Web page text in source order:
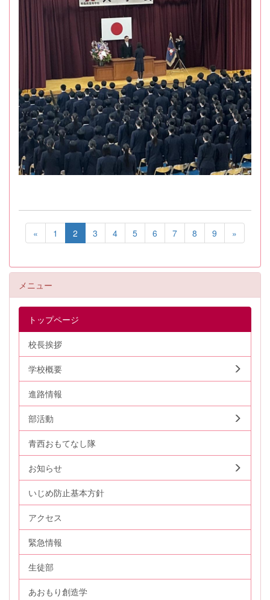
« 1 2 3 4 5 6 7 8 9 »
メニュー
トップページ
校長挨拶
学校概要
進路情報
部活動
青西おもてなし隊
お知らせ
いじめ防止基本方針
アクセス
緊急情報
生徒部
あおもり創造学